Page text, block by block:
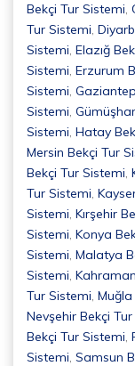
Bekçi Tur Sistemi,
Tur Sistemi,
Sistemi, Elazığ
Sistemi, Erzurum
Sistemi,
Sistemi,
Sistemi, Hatay
Mersin Bekçi Tur
Bekçi Tur Sistemi,
Tur Sistemi,
Sistemi, Kırşehir
Sistemi, Konya
Sistemi, Malatya
Sistemi,
Tur Sistemi,
Nevşehir Bekçi
Bekçi Tur Sistemi,
Sistemi, Samsun